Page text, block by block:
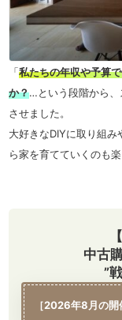
「私たちの年収や予算
か？…という段階から、
させました。
大好きなDIYに取り組
ら家を育てていくのも
中古
”
［2026年8月の開